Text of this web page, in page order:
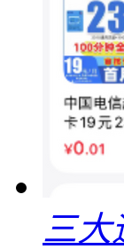
三大